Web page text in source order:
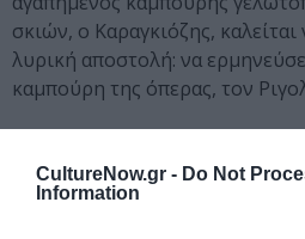
CultureNow.gr - Do Not
Information
σκιών, ο Καραγκιόζης, καλείται
λυρική αποστολή: να
καμπούρη της όπερας, τον
21.00 θα παρουσιαστεί η
Σακελλαρίδη Θέλω να δω